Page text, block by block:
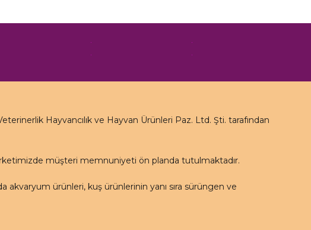
Hayvancılık ve Hayvan Ürünleri Paz. Ltd. Şti. tarafından
müşteri memnuniyeti ön planda tutulmaktadır.
akvaryum ürünleri, kuş ürünlerinin yanı sıra sürüngen ve